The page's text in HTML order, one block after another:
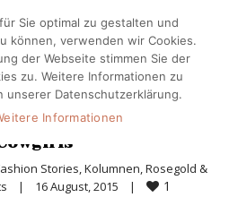
Stories, Kolumnen, Rosegold &
| 16 August, 2015 | 1
Sie optimal zu gestalten und
können, verwenden wir Cookies.
der Webseite stimmen Sie der
zu. Weitere Informationen zu
unserer Datenschutzerklärung.
Informationen